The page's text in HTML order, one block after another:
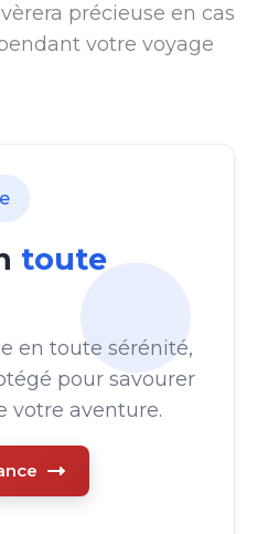
précieuse en cas
votre voyage
toute
en toute sérénité,
pour savourer
votre aventure.